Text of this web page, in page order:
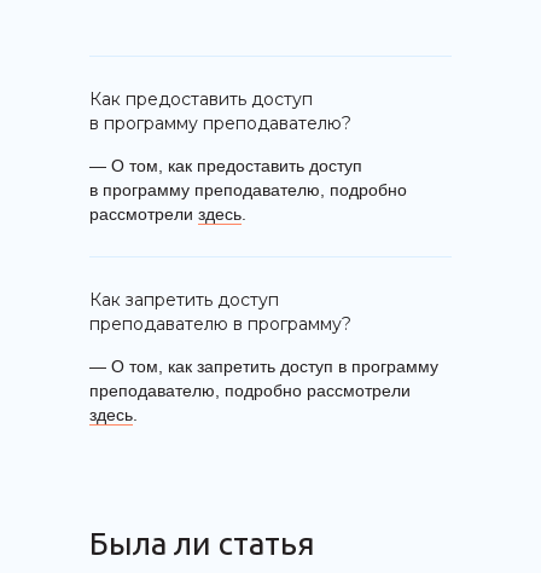
Как предоставить доступ
в программу преподавателю?
Как запретить доступ
преподавателю в программу?
— О том, как предоставить доступ
в программу преподавателю, подробно
рассмотрели здесь
— О том, как запретить доступ в программу
преподавателю, подробно рассмотрели
здесь
Была ли статья